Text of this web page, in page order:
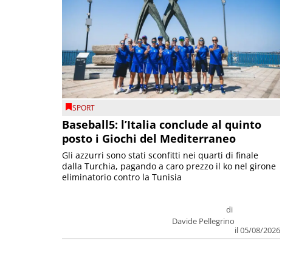
SPORT
Baseball5: l’Italia conclude al quinto
posto i Giochi del Mediterraneo
di
Davide Pellegrino
il 05/08/2026
Gli azzurri sono stati sconfitti nei quarti di finale
dalla Turchia, pagando a caro prezzo il ko nel girone
eliminatorio contro la Tunisia